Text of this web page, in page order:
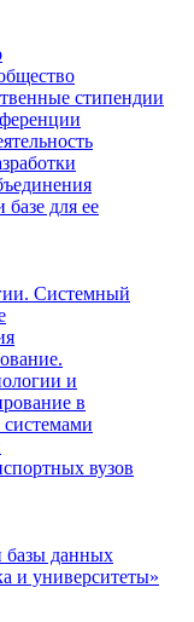
стипендии
для ее
Системный
и
в
вузов
данных
и университеты»